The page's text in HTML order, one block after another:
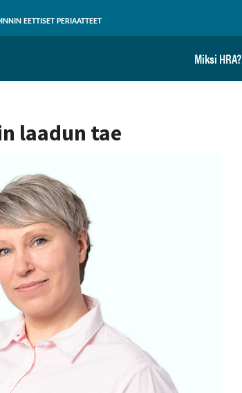
EETTISET PERIAATTEET
Miksi HRA?
laadun tae